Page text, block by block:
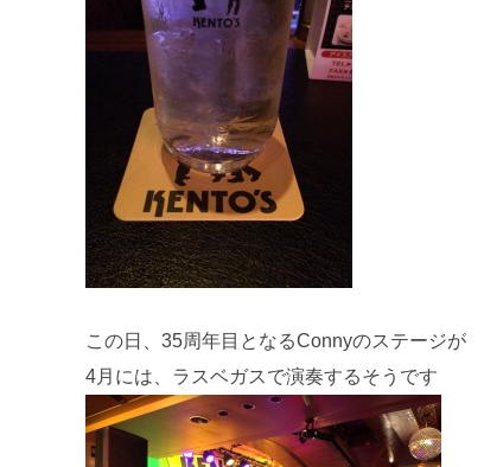
この日、35周年目となるConnyのステージが
4月には、ラスベガスで演奏するそうです